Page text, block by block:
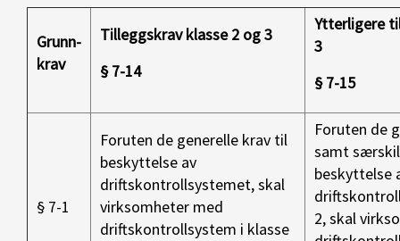
Grunn-
krav
Tilleggskrav klasse 2 og 3
§ 7-14
Ytterligere
3
§ 7-15
§ 7-1
Foruten de generelle krav til
beskyttelse av
driftskontrollsystemet, skal
virksomheter med
driftskontrollsystem i klasse
Foruten de
samt
beskyttelse
2, skal